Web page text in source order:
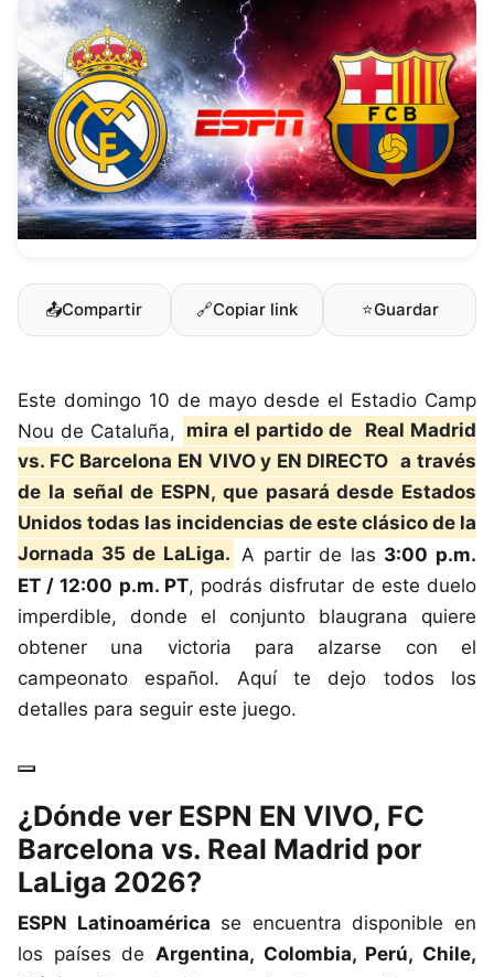
📤Compartir 🔗Copiar link ⭐Guardar
Este domingo 10 de mayo desde el Estadio Camp
Nou de Cataluña, mira el partido de
Real Madrid
vs. FC Barcelona EN VIVO y EN DIRECTO a través
de la señal de ESPN, que pasará desde Estados
Unidos todas las incidencias de este clásico de la
Jornada 35 de LaLiga. A partir de las 3:00 p.m.
ET / 12:00 p.m. PT, podrás disfrutar de este duelo
imperdible, donde el conjunto blaugrana quiere
obtener una victoria para alzarse con el
campeonato español. Aquí te dejo todos los
detalles para seguir este juego.
¿Dónde ver ESPN EN VIVO, FC
Barcelona vs. Real Madrid por
LaLiga 2026?
ESPN Latinoamérica se encuentra disponible en
los países de Argentina, Colombia, Perú, Chile,